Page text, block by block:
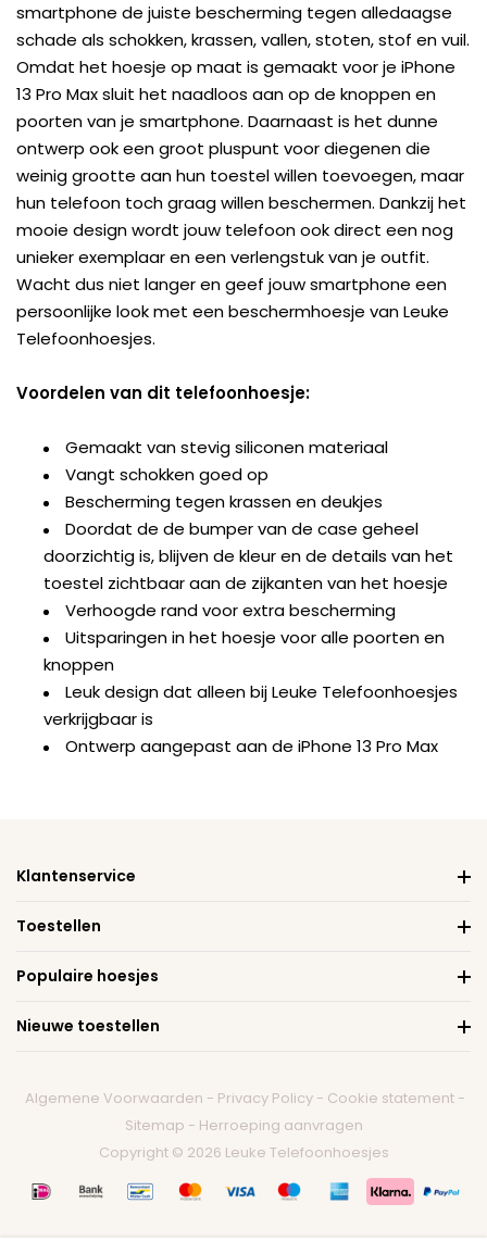
smartphone de juiste bescherming tegen alledaagse
schade als schokken, krassen, vallen, stoten, stof en vuil.
Omdat het hoesje op maat is gemaakt voor je iPhone
13 Pro Max sluit het naadloos aan op de knoppen en
poorten van je smartphone. Daarnaast is het dunne
ontwerp ook een groot pluspunt voor diegenen die
weinig grootte aan hun toestel willen toevoegen, maar
hun telefoon toch graag willen beschermen. Dankzij het
mooie design wordt jouw telefoon ook direct een nog
unieker exemplaar en een verlengstuk van je outfit.
Wacht dus niet langer en geef jouw smartphone een
persoonlijke look met een beschermhoesje van Leuke
Telefoonhoesjes.
Voordelen van dit telefoonhoesje:
Gemaakt van stevig siliconen materiaal
Vangt schokken goed op
Bescherming tegen krassen en deukjes
Doordat de de bumper van de case geheel
doorzichtig is, blijven de kleur en de details van het
toestel zichtbaar aan de zijkanten van het hoesje
Verhoogde rand voor extra bescherming
Uitsparingen in het hoesje voor alle poorten en
knoppen
Leuk design dat alleen bij Leuke Telefoonhoesjes
verkrijgbaar is
Ontwerp aangepast aan de iPhone 13 Pro Max
Klantenservice
Toestellen
Populaire hoesjes
Nieuwe toestellen
Algemene Voorwaarden - Privacy Policy - Cookie statement -
Sitemap - Herroeping aanvragen
Copyright © 2026 Leuke Telefoonhoesjes